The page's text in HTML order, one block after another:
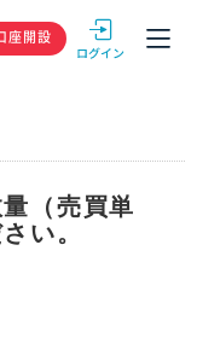
GMOクリック
座開設
（売買単
い。